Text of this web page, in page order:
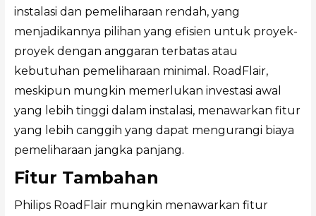
instalasi dan pemeliharaan rendah, yang
menjadikannya pilihan yang efisien untuk proyek-
proyek dengan anggaran terbatas atau
kebutuhan pemeliharaan minimal. RoadFlair,
meskipun mungkin memerlukan investasi awal
yang lebih tinggi dalam instalasi, menawarkan fitur
yang lebih canggih yang dapat mengurangi biaya
pemeliharaan jangka panjang.
Fitur Tambahan
Philips RoadFlair mungkin menawarkan fitur